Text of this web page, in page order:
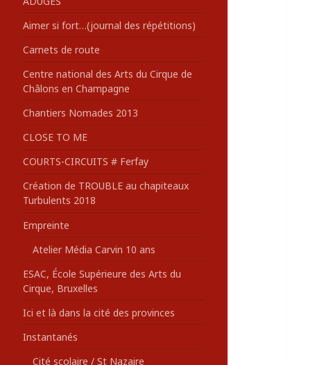
:Aimer si fort…(journal des répétitions)
Carnets de route
Centre national des Arts du Cirque de
Châlons en Champagne
Chantiers Nomades 2013
CLOSE TO ME
COURTS-CIRCUITS # Ferfay
Création de TROUBLE au chapiteaux
Turbulents 2018
Empreinte
Atelier Média Carvin 10 ans
ESAC, École Supérieure des Arts du
Cirque, Bruxelles
Ici et là dans la cité des provinces
Instantanés
Cité scolaire / St Nazaire